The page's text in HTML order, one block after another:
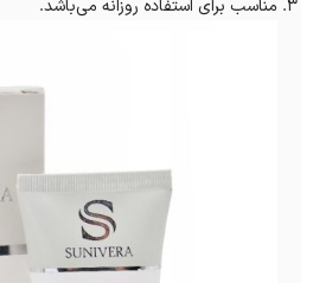
مناسب برای استفاده روزانه می‌باشد.